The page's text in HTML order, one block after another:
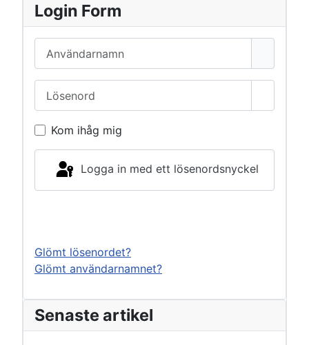
Login Form
Kom ihåg mig
Logga in med ett lösenordsnyckel
Glömt lösenordet?
Glömt användarnamnet?
Senaste artikel